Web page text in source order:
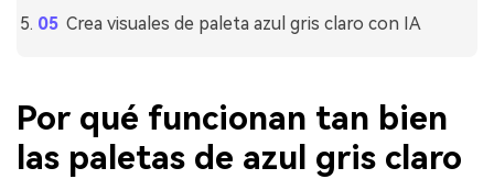
Crea visuales de paleta azul gris claro con IA
Por qué funcionan tan bien
las paletas de azul gris claro